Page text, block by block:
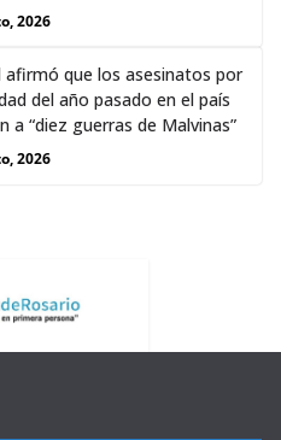
2026
afirmó que los asesinatos por
del año pasado en el país
a “diez guerras de Malvinas”
2026